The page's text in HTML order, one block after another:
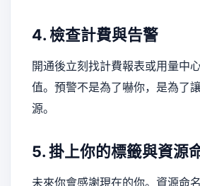
4. 檢查計費與告警
開通後立刻找計費報表或用量中
值。預警不是為了嚇你，是為了
源。
5. 掛上你的標籤與資源
未來你會感謝現在的你。資源命